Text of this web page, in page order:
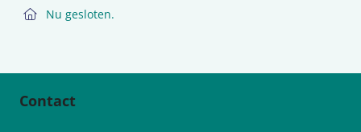
Nu gesloten.
Contact